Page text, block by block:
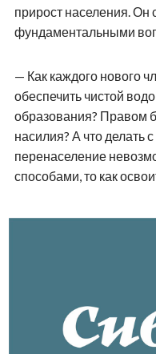
прирост населения. Он
фундаментальными
— Как каждого нового
обеспечить чистой
образования? Правом
насилия? А что делать
перенаселение
способами, то как